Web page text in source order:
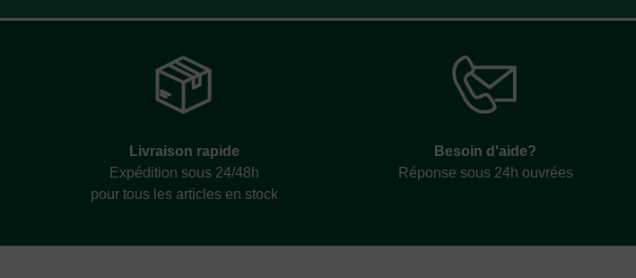
Livraison rapide
Expédition sous 24/48h
pour tous les articles en stock
Besoin d'aide?
Réponse sous 24h ouvrées